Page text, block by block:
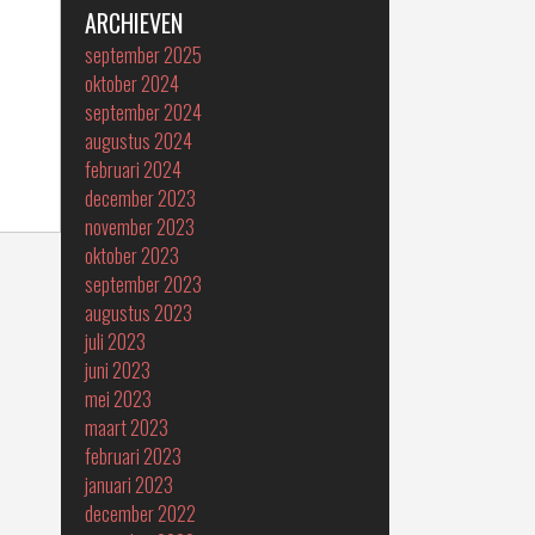
ARCHIEVEN
september 2025
oktober 2024
september 2024
augustus 2024
februari 2024
december 2023
november 2023
oktober 2023
september 2023
augustus 2023
juli 2023
juni 2023
mei 2023
maart 2023
februari 2023
januari 2023
december 2022